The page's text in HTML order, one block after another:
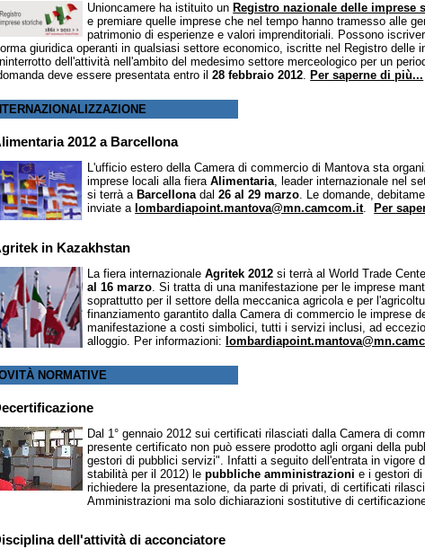
Unioncamere ha istituito un Registro nazionale delle imprese
e premiare quelle imprese che nel tempo hanno tramesso alle
patrimonio di esperienze e valori imprenditoriali. Possono
giuridica operanti in qualsiasi settore economico, iscritte nel Registro delle
dell'attività nell'ambito del medesimo settore merceologico per un
deve essere presentata entro il28 febbraio 2012. Per saperne di più...
2012 a Barcellona
L'ufficio estero della Camera di commercio di Mantova sta
imprese locali alla fieraAlimentaria, leader internazionale nel
si terrà a Barcellonadal26 al 29 marzo. Le domande,
inviate a lombardiapoint.mantova@mn.camcom.it. Per
in Kazakhstan
La fiera internazionaleAgritek 2012 si terrà al World Trade
al 16 marzo. Si tratta di una manifestazione per le imprese
soprattutto per il settore della meccanica agricola e per
finanziamento garantito dalla Camera di commercio le imprese
manifestazione a costi simbolici, tutti i servizi inclusi, ad
alloggio. Per informazioni:
NORMATIVE
Dal 1° gennaio 2012 sui certificati rilasciati dalla Camera di
presente certificato non può essere prodotto agli organi della
gestori di pubblici servizi". Infatti a seguito dell'entrata in vigore
stabilità per il 2012) lepubbliche amministrazioni e i gestori
richiedere la presentazione, da parte di privati, di certificati
Amministrazioni ma solo dichiarazioni sostitutive di
dell'attività di acconciatore